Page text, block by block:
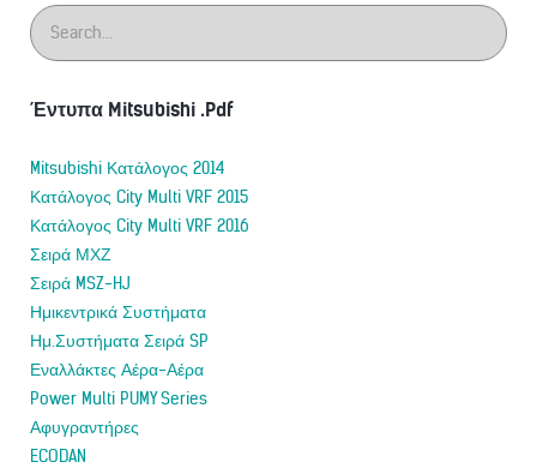
Έντυπα Mitsubishi .Pdf
Mitsubishi Κατάλογος 2014
Κατάλογος City Multi VRF 2015
Κατάλογος City Multi VRF 2016
Σειρά ΜΧΖ
Σειρά MSZ-HJ
Ημικεντρικά Συστήματα
Ημ.Συστήματα Σειρά SP
Εναλλάκτες Αέρα-Αέρα
Power Multi PUMY Series
Αφυγραντήρες
ECODAN